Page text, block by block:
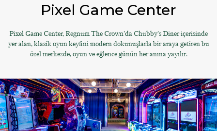
Pixel Game Center
Pixel Game Center, Regnum The Crown’da Chubby’s Diner içerisinde
yer alan, klasik oyun keyfini modern dokunuşlarla bir araya getiren bu
özel merkezde, oyun ve eğlence günün her anına yayılır.